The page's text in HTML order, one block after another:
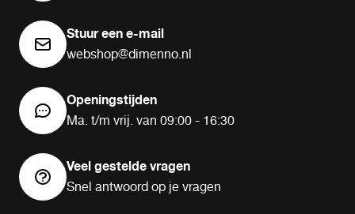
Stuur een e-mail
webshop@dimenno.nl
Openingstijden
Ma. t/m vrij. van 09:00 - 16:30
Veel gestelde vragen
Snel antwoord op je vragen